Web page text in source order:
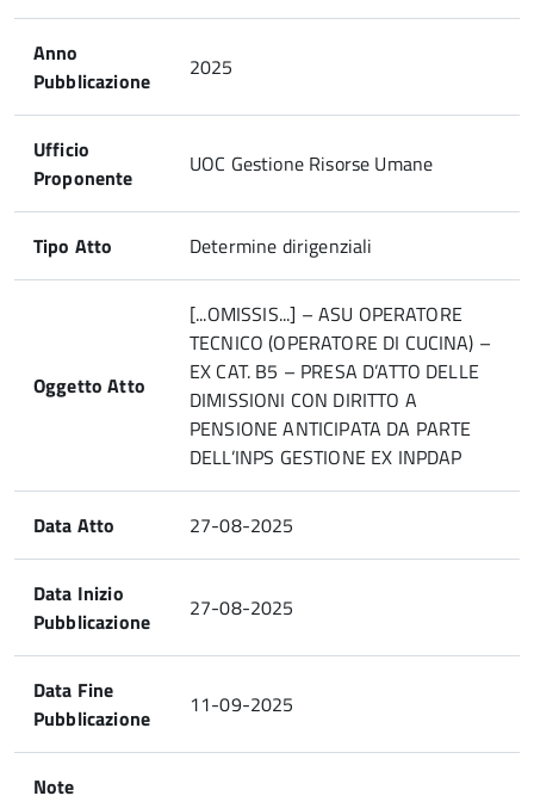
Anno
Pubblicazione
2025
Ufficio
Proponente
UOC Gestione Risorse Umane
Tipo Atto Determine dirigenziali
Oggetto Atto
[...OMISSIS...] – ASU OPERATORE
TECNICO (OPERATORE DI CUCINA) –
EX CAT. B5 – PRESA D’ATTO DELLE
DIMISSIONI CON DIRITTO A
PENSIONE ANTICIPATA DA PARTE
DELL’INPS GESTIONE EX INPDAP
Data Atto 27-08-2025
Data Inizio
Pubblicazione
27-08-2025
Data Fine
Pubblicazione
11-09-2025
Note